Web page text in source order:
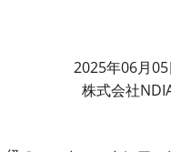
2025年06月05
株式会社